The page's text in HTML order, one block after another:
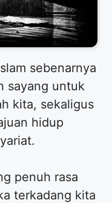
sebenarnya
sayang untuk
kita, sekaligus
hidup
penuh rasa
terkadang kita